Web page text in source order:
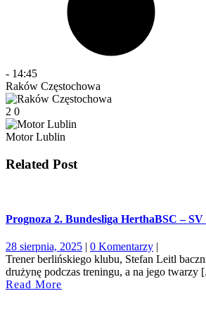
- 14:45
Raków Częstochowa
2 0
Motor Lublin
Related Post
Prognoza 2. Bundesliga HerthaBSC –
28 sierpnia, 202528
sierpnia,
2025
| 0 Komentarzy |
Trener berlińskiego klubu, Stefan Leitl
drużynę podczas treningu, a na jego twarzy
Read More